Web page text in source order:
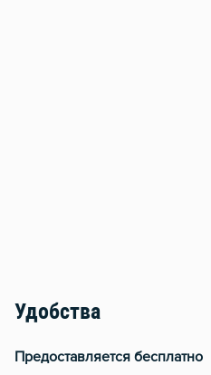
Удобства
Предоставляется бесплатно